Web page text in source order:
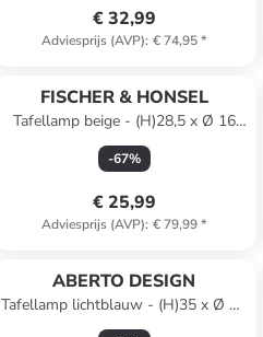
€ 32,99
Adviesprijs (AVP): € 74,95*
FISCHER & HONSEL
Tafellamp beige - (H)28,5 x Ø 16
cm
-67%
€ 25,99
Adviesprijs (AVP): € 79,99*
ABERTO DESIGN
Tafellamp lichtblauw - (H)35 x Ø 20
cm